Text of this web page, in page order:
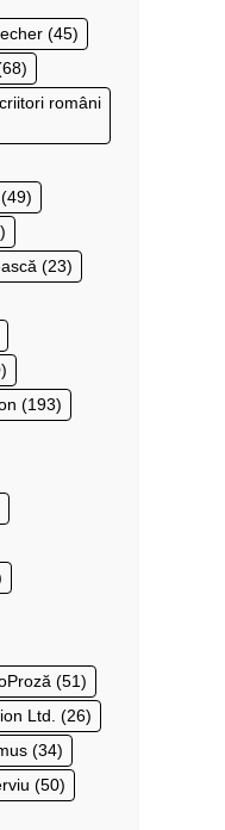
(45)
români
(49)
(23)
(193)
(51)
Ltd. (26)
(34)
(50)